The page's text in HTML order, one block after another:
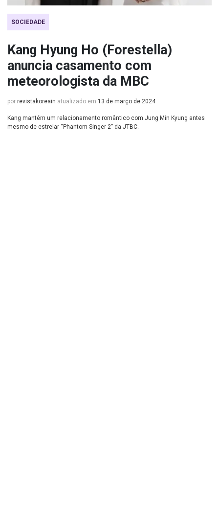
SOCIEDADE
Kang Hyung Ho (Forestella)
anuncia casamento com
meteorologista da MBC
por revistakoreain atualizado em 13 de março de 2024
Kang mantém um relacionamento romântico com Jung Min Kyung antes
mesmo de estrelar “Phantom Singer 2” da JTBC.